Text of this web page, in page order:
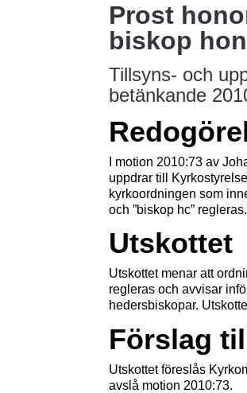
Prost
biskop
Tillsyns- och
betänkande
I motion 2010:73 av
uppdrar till
kyrkoordningen som
och ”biskop hc” regleras.
Utskottet
Utskottet menar att
regleras och avvisar
hedersbiskopar.
Förslag
Utskottet föreslås
avslå motion 2010:73.